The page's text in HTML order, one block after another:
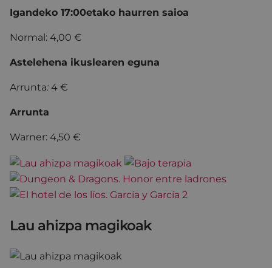
Igandeko 17:00etako haurren saioa
Normal: 4,00 €
Astelehena ikuslearen eguna
Arrunta: 4 €
Arrunta
Warner: 4,50 €
Lau ahizpa magikoak